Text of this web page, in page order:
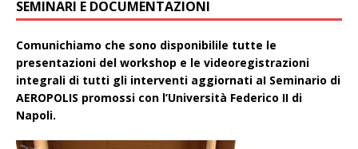
SEMINARI E DOCUMENTAZIONI
Comunichiamo che sono disponibilile tutte le
presentazioni del workshop e le videoregistrazioni
integrali di tutti gli interventi aggiornati aI Seminario di
AEROPOLIS promossi con l’Università Federico II di
Napoli.